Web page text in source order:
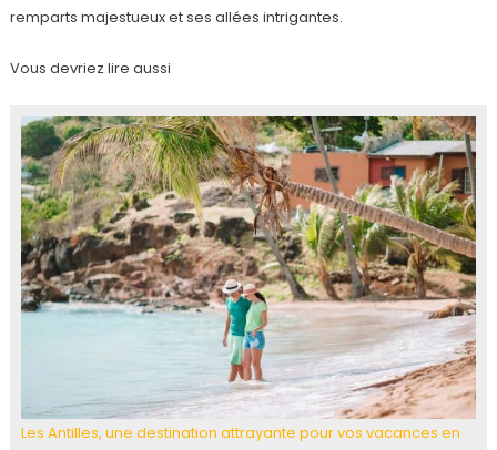
remparts majestueux et ses allées intrigantes.
Vous devriez lire aussi
Les Antilles, une destination attrayante pour vos vacances en